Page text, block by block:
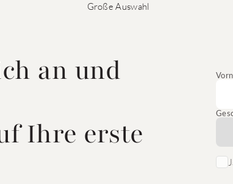
Große Auswahl
an und
Ihre erste